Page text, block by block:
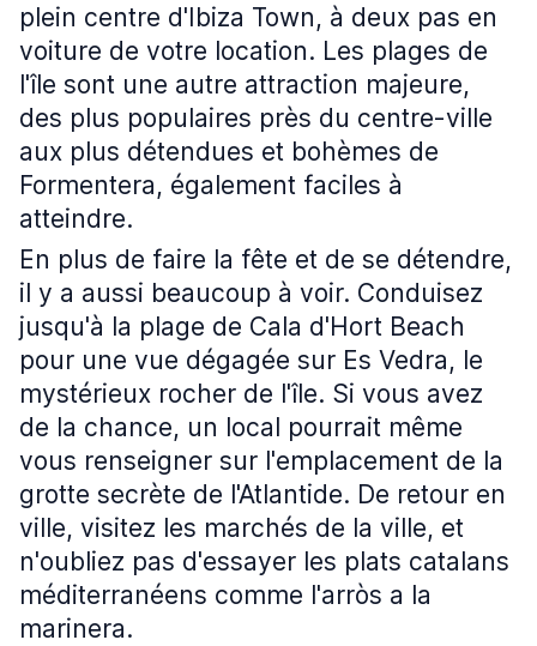
plein centre d'Ibiza Town, à deux pas en
voiture de votre location. Les plages de
l'île sont une autre attraction majeure,
des plus populaires près du centre-ville
aux plus détendues et bohèmes de
Formentera, également faciles à
atteindre.
En plus de faire la fête et de se détendre,
il y a aussi beaucoup à voir. Conduisez
jusqu'à la plage de Cala d'Hort Beach
pour une vue dégagée sur Es Vedra, le
mystérieux rocher de l'île. Si vous avez
de la chance, un local pourrait même
vous renseigner sur l'emplacement de la
grotte secrète de l'Atlantide. De retour en
ville, visitez les marchés de la ville, et
n'oubliez pas d'essayer les plats catalans
méditerranéens comme l'arròs a la
marinera.